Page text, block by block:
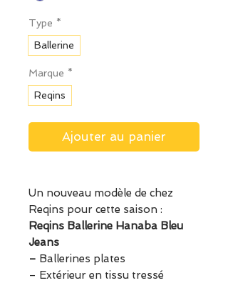
Type *
Ballerine
Marque *
Reqins
Ajouter au panier
Un nouveau modèle de chez
Reqins pour cette saison :
Reqins Ballerine Hanaba Bleu
Jeans
– Ballerines plates
– Extérieur en tissu tressé